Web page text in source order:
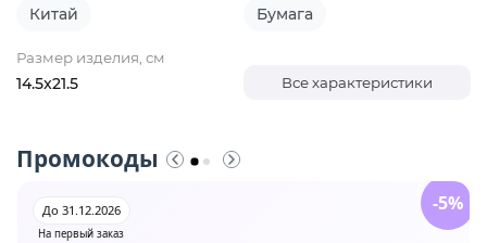
Китай Бумага
Размер изделия, см
14.5x21.5 Все характеристики
Промокоды
На первый заказ
До 31.12.2026 -5%